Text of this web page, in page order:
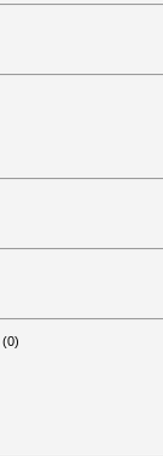
(0)